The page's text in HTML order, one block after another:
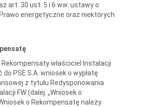
art. 30 ust. 5 i 6 ww. ustawy o
energetyczne oraz niektórych
właściciel Instalacji
do PSE S.A. wniosek o wypłatę
z tytułu Redysponowania
FW (dalej: „Wniosek o
o Rekompensatę należy